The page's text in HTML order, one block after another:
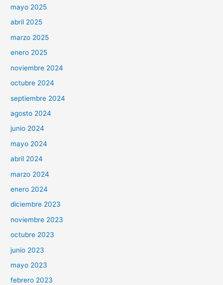
mayo 2025
abril 2025
marzo 2025
enero 2025
noviembre 2024
octubre 2024
septiembre 2024
agosto 2024
junio 2024
mayo 2024
abril 2024
marzo 2024
enero 2024
diciembre 2023
noviembre 2023
octubre 2023
junio 2023
mayo 2023
febrero 2023